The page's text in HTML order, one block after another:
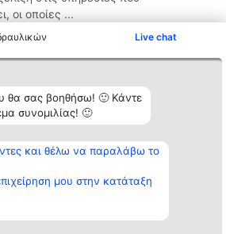
Live chat
θα σας βοηθήσω! 🙂 Κάντε
συνομιλίας! 🙂
και θέλω να παραλάβω το
μου στην κατάταξη
οι οποίες ...
Κατάταξη
Διακριθέντες
Λίστα όλων
διακριθέντων
Μεθοδολογία
προϋποθέσεις
Επικοινωνία